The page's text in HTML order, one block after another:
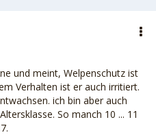
und meint, Welpenschutz ist
Verhalten ist er auch irritiert.
ich bin aber auch
So manch 10 ... 11